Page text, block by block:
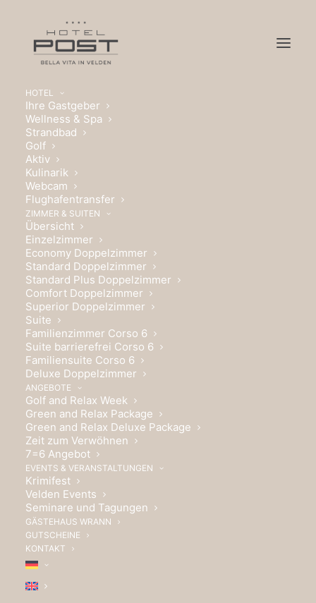
HOTEL
Ihre Gastgeber
Wellness & Spa
Strandbad
Golf
Aktiv
Kulinarik
Webcam
Flughafentransfer
ZIMMER & SUITEN
Übersicht
Einzelzimmer
Economy Doppelzimmer
Standard Doppelzimmer
Standard Plus Doppelzimmer
Comfort Doppelzimmer
Superior Doppelzimmer
Suite
Familienzimmer Corso 6
Suite barrierefrei Corso 6
Familiensuite Corso 6
Deluxe Doppelzimmer
ANGEBOTE
Golf and Relax Week
Green and Relax Package
Green and Relax Deluxe Package
Zeit zum Verwöhnen
7=6 Angebot
EVENTS & VERANSTALTUNGEN
Krimifest
Velden Events
Seminare und Tagungen
GÄSTEHAUS WRANN
GUTSCHEINE
KONTAKT
WILLKOMMEN,
GESCHMACK.